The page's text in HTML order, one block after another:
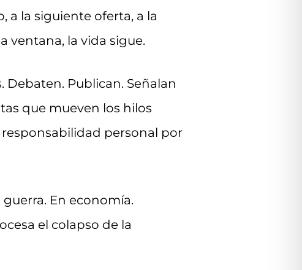
a la siguiente oferta, a la
ventana, la vida sigue.
Publican. Señalan
que mueven los hilos
personal por
En economía.
el colapso de la